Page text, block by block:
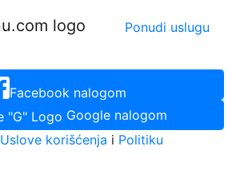
Ponudi uslugu
Facebook nalogom
Google nalogom
Uslove korišćenja i Politiku